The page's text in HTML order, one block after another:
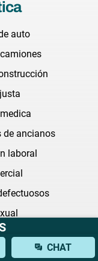
auto
de ancianos
laboral
CHAT